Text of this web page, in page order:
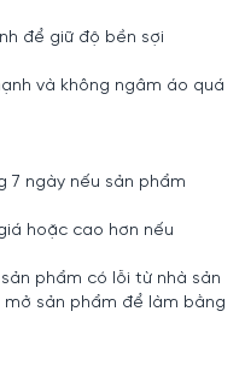
để giữ độ bền sợi
và không ngâm áo quá
7 ngày nếu sản phẩm
hoặc cao hơn nếu
phẩm có lỗi từ nhà sản
mở sản phẩm để làm bằng